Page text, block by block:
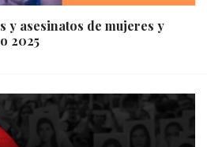
y asesinatos de mujeres y
2025